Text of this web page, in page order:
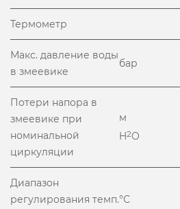
Термометр
Макс. давление воды
в змеевике
бар
Потери напора в
змеевике при
номинальной
циркуляции
м
H2O
Диапазон
регулирования темп.°С